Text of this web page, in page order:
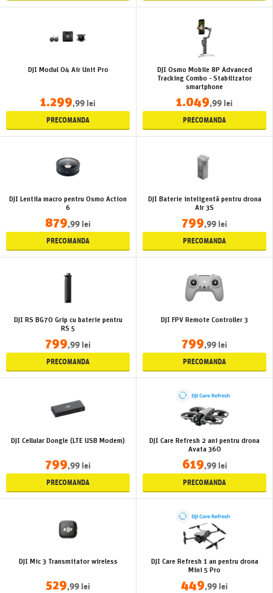
DJI Modul O4 Air Unit Pro
1.299,99 lei
PRECOMANDA
DJI Osmo Mobile 8P Advanced
Tracking Combo - Stabilizator
smartphone
1.049,99 lei
PRECOMANDA
DJI Lentila macro pentru Osmo Action
6
879,99 lei
PRECOMANDA
DJI Baterie inteligentă pentru drona
Air 3S
799,99 lei
PRECOMANDA
DJI RS BG70 Grip cu baterie pentru
RS 5
799,99 lei
PRECOMANDA
DJI FPV Remote Controller 3
799,99 lei
PRECOMANDA
DJI Cellular Dongle (LTE USB Modem)
799,99 lei
PRECOMANDA
DJI Care Refresh 2 ani pentru drona
Avata 360
619,99 lei
PRECOMANDA
DJI Mic 3 Transmitator wireless
529,99 lei
DJI Care Refresh 1 an pentru drona
Mini 5 Pro
449,99 lei